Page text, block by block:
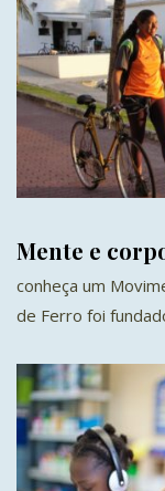
Mente e
conheça um
de Ferro foi